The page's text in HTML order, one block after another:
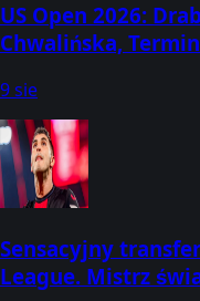
US Open 2026:
Chwalińska,
9 sie
Sensacyjny
League. Mistrz